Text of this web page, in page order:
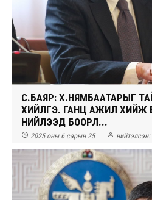
С.БАЯР: Х.НЯМБААТАРЫГ
ХИЙЛГЭ. ГАНЦ АЖИЛ ХИЙЖ
НИЙЛЭЭД БООРЛ...
 2025 оны 6 сарын 25  нийтэлсэн: